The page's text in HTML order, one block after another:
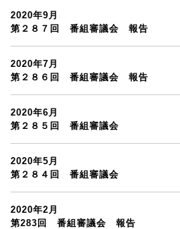
2020年9月
第２８７回 番組審議会 報告
2020年7月
第２８６回 番組審議会 報告
2020年6月
第２８５回 番組審議会
2020年5月
第２８４回 番組審議会
2020年2月
第283回 番組審議会 報告